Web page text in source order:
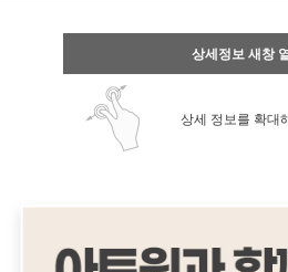
상세정보 새창
상세 정보를 확대